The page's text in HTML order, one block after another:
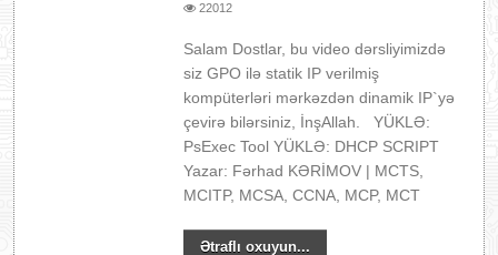
22012
Salam Dostlar, bu video dərsliyimizdə
siz GPO ilə statik IP verilmiş
kompüterləri mərkəzdən dinamik IP`yə
çevirə bilərsiniz, İnşAllah. YÜKLƏ:
PsExec Tool YÜKLƏ: DHCP SCRIPT
Yazar: Fərhad KƏRİMOV | MCTS,
MCITP, MCSA, CCNA, MCP, MCT
Ətraflı oxuyun...